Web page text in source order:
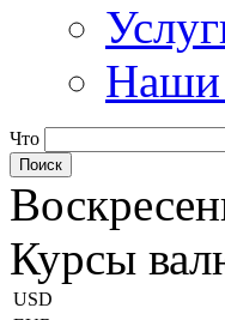
Наши
Что
Курсы
USD